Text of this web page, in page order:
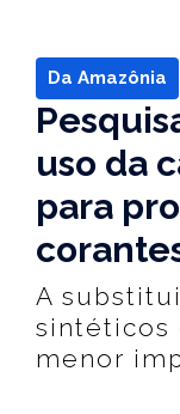
Da Amazônia
uso da
para
A
sintéticos
menor